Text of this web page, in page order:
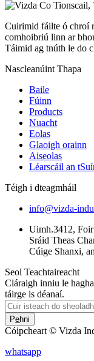
Cuirimid fáilte ó chroí
comhoibriú linn ar
Táimid ag tnúth le do
Nascleanúint Thapa
Baile
Fúinn
Products
Nuacht
Eolas
Glaoigh orainn
Aiseolas
Léarscáil an
Téigh i dteagmháil
info@vizda-
Uimh.3412,
Sráid Theas
Cúige Shanxi,
Seol Teachtaireacht
Cláraigh inniu le
táirge is déanaí.
Pe̲hni
Cóipcheart © Vizda
whatsapp